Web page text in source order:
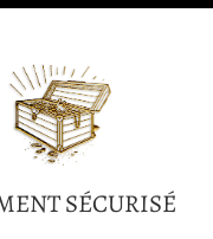
SÉCURISÉ